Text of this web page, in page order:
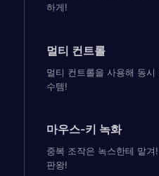
하게!
멀티 컨트롤
멀티 컨트롤을 사용해 동
수템!
마우스-키 녹화
중복 조작은 녹스한테 맡
판왕!